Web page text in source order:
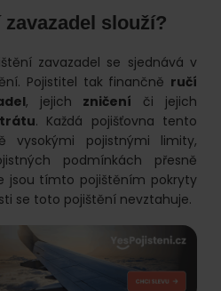
slouží?
zavazadel se sjednává v
Pojistitel tak finančně ručí
, jejich zničení či jejich
. Každá pojišťovna tento
vysokými pojistnými limity,
podmínkách přesně
jsou tímto pojištěním pokryty
se toto pojištění nevztahuje.